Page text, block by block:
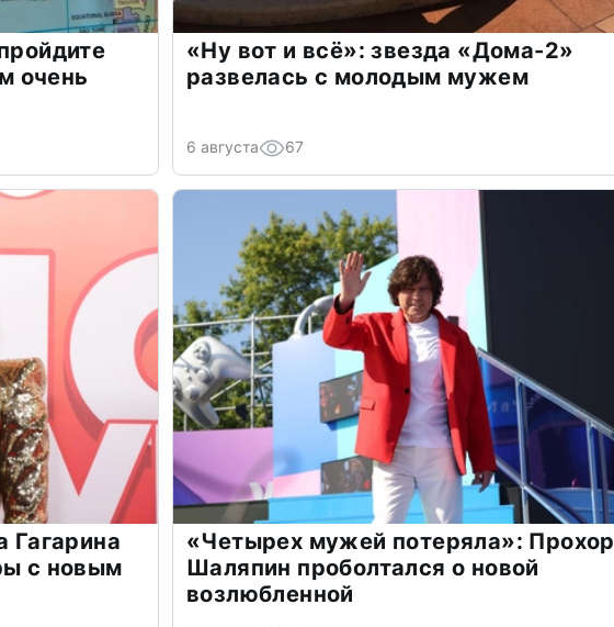
очень
«Ну вот и всё»: звезда «Дома-2»
развелась с молодым мужем
6 августа 67
Гагарина
с новым
«Четырех мужей потеряла»: Прохор
Шаляпин проболтался о новой
возлюбленной